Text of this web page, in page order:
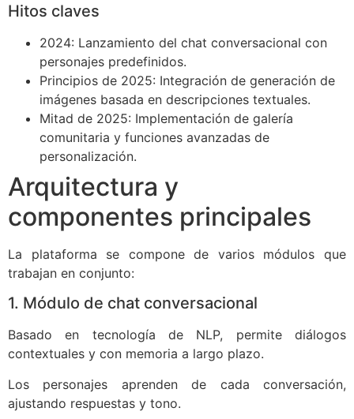
Hitos claves
2024: Lanzamiento del chat conversacional con
personajes predefinidos.
Principios de 2025: Integración de generación de
imágenes basada en descripciones textuales.
Mitad de 2025: Implementación de galería
comunitaria y funciones avanzadas de
personalización.
Arquitectura y
componentes principales
La plataforma se compone de varios módulos que
trabajan en conjunto:
1. Módulo de chat conversacional
Basado en tecnología de NLP, permite diálogos
contextuales y con memoria a largo plazo.
Los personajes aprenden de cada conversación,
ajustando respuestas y tono.